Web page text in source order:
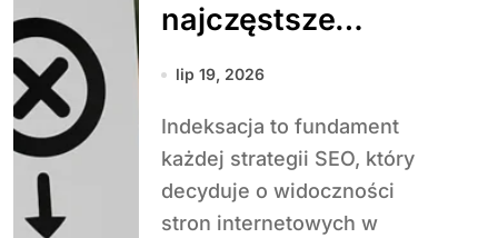
najczęstsze
problemy z
lip 19, 2026
Indeksacja to fundament
każdej strategii SEO, który
decyduje o widoczności
stron internetowych w